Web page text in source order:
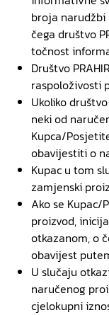
broja narudžbi
čega društvo
točnost
Društvo
raspoloživosti
Ukoliko
neki od
Kupca/
obavijestiti o
Kupac u tom
zamjenski
Ako se
proizvod,
otkazanom, o
obavijest
U slučaju
naručenog
cjelokupni